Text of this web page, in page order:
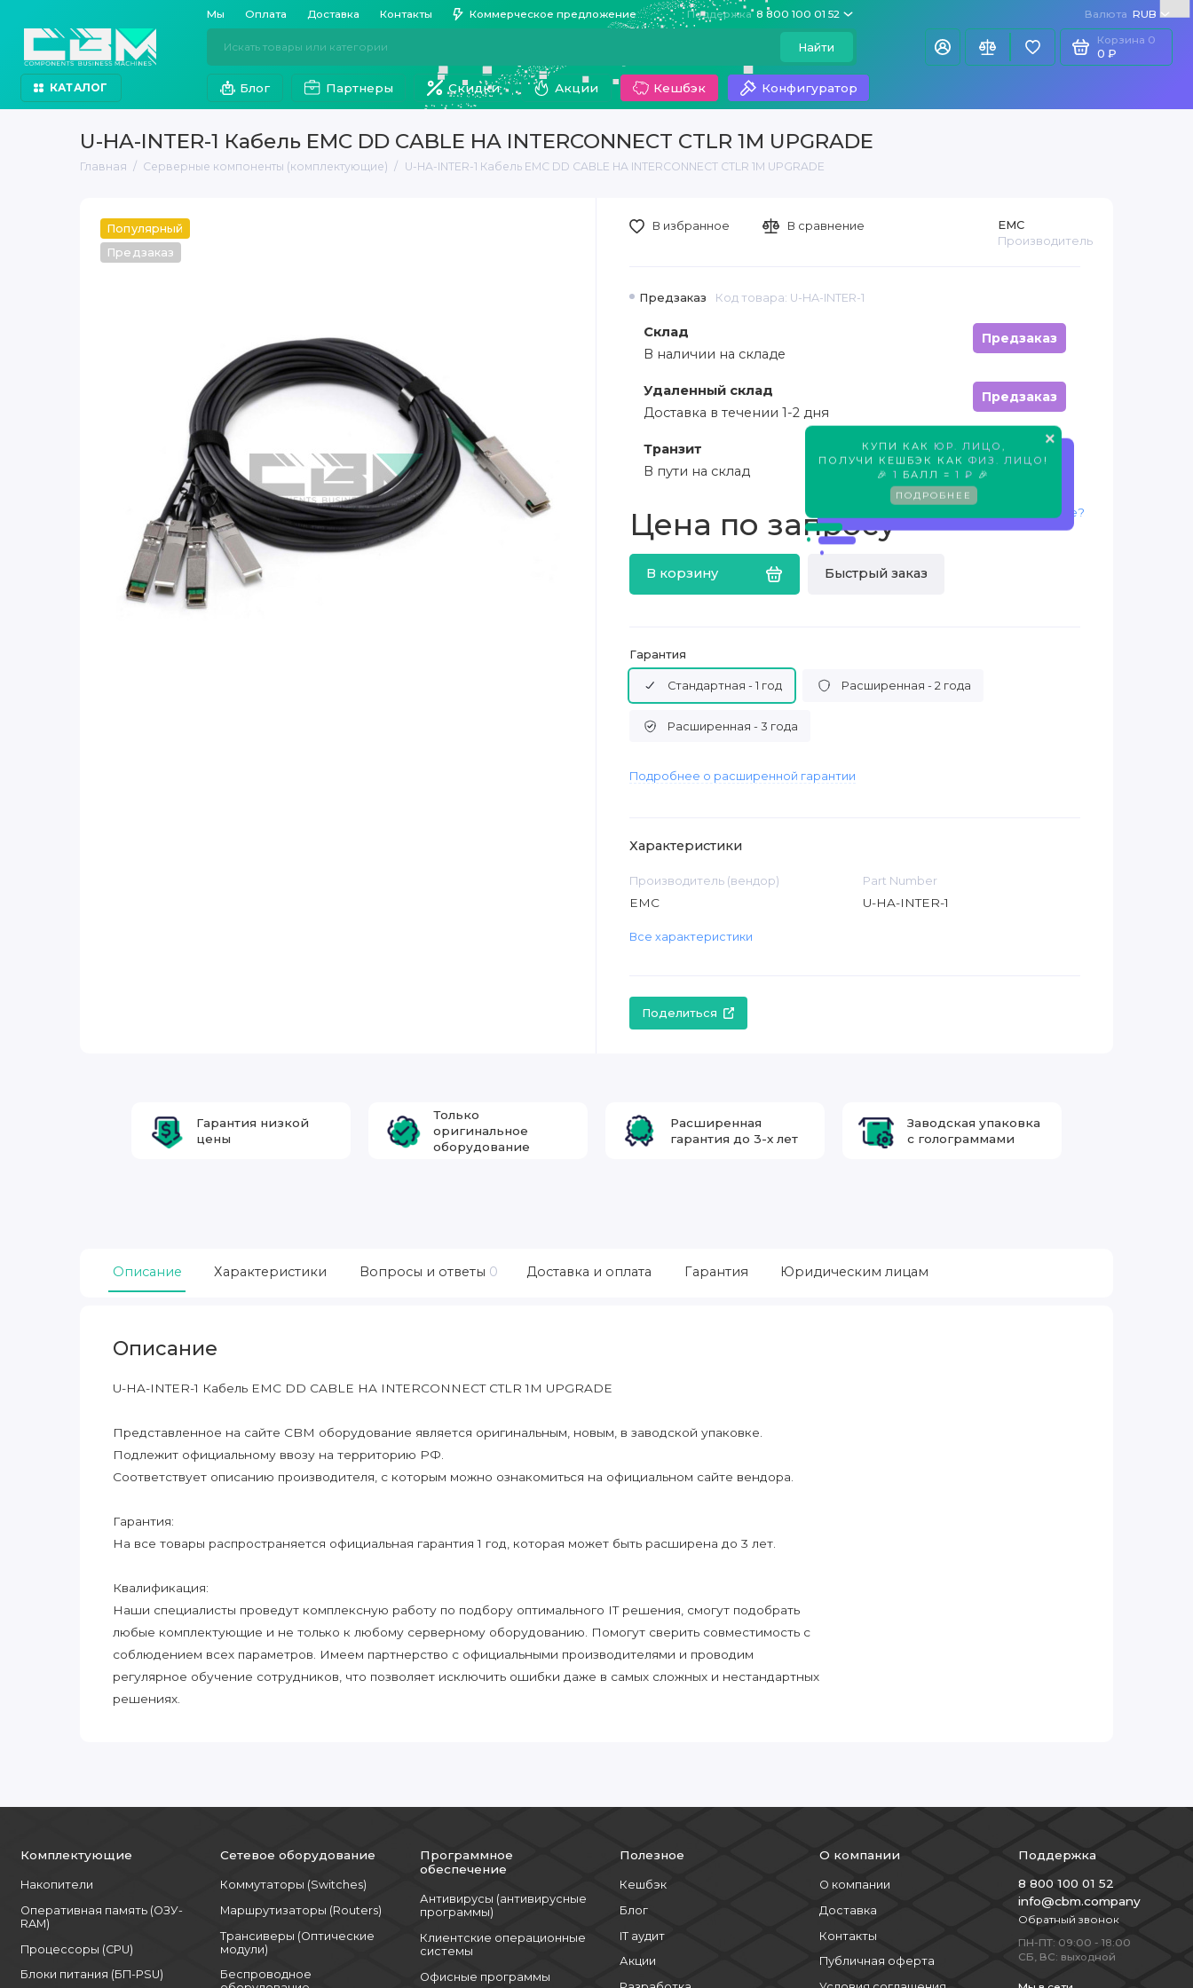
Мы Оплата Доставка Контакты Коммерческое предложение Поддержка 8 800 100 01 52 Валюта RUB
Найти
Корзина 0
0 ₽
КАТАЛОГ Блог Партнеры Скидки Акции Кешбэк Конфигуратор
U-HA-INTER-1 Кабель EMC DD CABLE HA INTERCONNECT CTLR 1M UPGRADE
Главная Серверные компоненты (комплектующие) U-HA-INTER-1 Кабель EMC DD CABLE HA INTERCONNECT CTLR 1M UPGRADE
Популярный
Предзаказ
×
КУПИ КАК ЮР. ЛИЦО ,
ПОЛУЧИ КЕШБЭК КАК ФИЗ. ЛИЦО !
🎉
1 БАЛЛ = 1 ₽ 🎉
ПОДРОБНЕЕ
Предзаказ Код товара: U-HA-INTER-1
EMC
Производитель
Склад
Предзаказ
В наличии на складе
Удаленный склад
Предзаказ
Доставка в течении 1-2 дня
Транзит
Предзаказ
В пути на склад
Цена по запросу
В корзину Быстрый заказ
Нашли дешевле?
В избранное В сравнение
Гарантия
Стандартная - 1 год Расширенная - 2 года
Расширенная - 3 года
Подробнее о расширенной гарантии
Характеристики
Производитель (вендор)
EMC
Part Number
U-HA-INTER-1
Все характеристики
Поделиться
Гарантия низкой
цены
Только
оригинальное
оборудование
Расширенная
гарантия до 3-х лет
Заводская упаковка
с голограммами
Описание Характеристики Вопросы и ответы 0 Доставка и оплата Гарантия Юридическим лицам
Описание
U-HA-INTER-1 Кабель EMC DD CABLE HA INTERCONNECT CTLR 1M UPGRADE
Представленное на сайте CBM оборудование является оригинальным, новым, в заводской упаковке.
Подлежит официальному ввозу на территорию РФ.
Соответствует описанию производителя, с которым можно ознакомиться на официальном сайте вендора.
Гарантия:
На все товары распространяется официальная гарантия 1 год, которая может быть расширена до 3 лет.
Квалификация:
Наши специалисты проведут комплексную работу по подбору оптимального IT решения, смогут подобрать
любые комплектующие и не только к любому серверному оборудованию. Помогут сверить совместимость с
соблюдением всех параметров. Имеем партнерство с официальными производителями и проводим
регулярное обучение сотрудников, что позволяет исключить ошибки даже в самых сложных и нестандартных
решениях.
Комплектующие
Накопители
Оперативная память (ОЗУ-
RAM)
Процессоры (CPU)
Блоки питания (БП-PSU)
Сетевое оборудование
Коммутаторы (Switches)
Маршрутизаторы (Routers)
Трансиверы (Оптические
модули)
Беспроводное
Программное
обеспечение
Антивирусы (антивирусные
программы)
Клиентские операционные
системы
Офисные программы
Полезное
Кешбэк
Блог
IT аудит
Акции
О компании
О компании
Доставка
Контакты
Публичная оферта
Поддержка
8 800 100 01 52
info@cbm.company
Обратный звонок
ПН-ПТ: 09:00 - 18:00
СБ, ВС: выходной